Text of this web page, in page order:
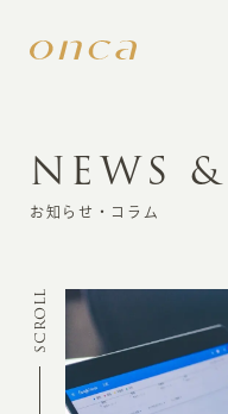
INFORMATION
CREATION
MARKETING
NEWS
お知らせ・コラム
SCROLL